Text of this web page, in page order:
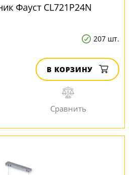
Фауст CL721P24N
207 шт.
В КОРЗИНУ